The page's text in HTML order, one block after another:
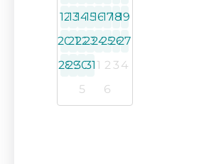
1213141516171819
2021222324252627
282930311 2 3 4
5
6